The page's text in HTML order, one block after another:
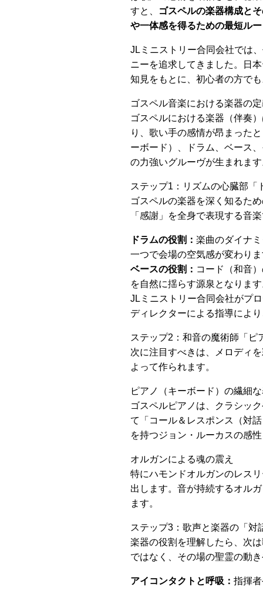
すと、
ゴスペルの楽器構成と
や一体感を得るための最短ル
JLミニストリー合同会社では
ニーを追求してきました。日
知見をもとに、初心者の方で
ゴスペル音楽における楽器の
ゴスペルにおける楽器（伴奏
り、歌い手の感情が昂まった
ーボード）、ドラム、ベース
の力強いグルーヴが生まれま
ステップ1：リズムの心臓部「
ゴスペルの楽器を深く知るた
「感謝」を全身で表現する音
ドラムの役割： 楽曲のダイナ
一つで会場の空気感が変わり
ベースの役割： コード（和音
を自然に揺らす源泉となりま
JLミニストリー合同会社がプ
ディレクターによる指導によ
ステップ2：和音の魔術師「ピ
次に注目すべきは、メロディ
よって作られます。
ピアノ（キーボード）の繊細
ゴスペルピアノは、クラシッ
て「コール＆レスポンス（対
を持つジョン・ルーカスの感
オルガンによる魂の震え
特にハモンドオルガンのレス
出します。音が持続するオル
ます。
ステップ3：歌声と楽器の「対
楽器の役割を理解したら、次
ではなく、その場の聖霊の動
アイコンタクトと呼吸： 指揮